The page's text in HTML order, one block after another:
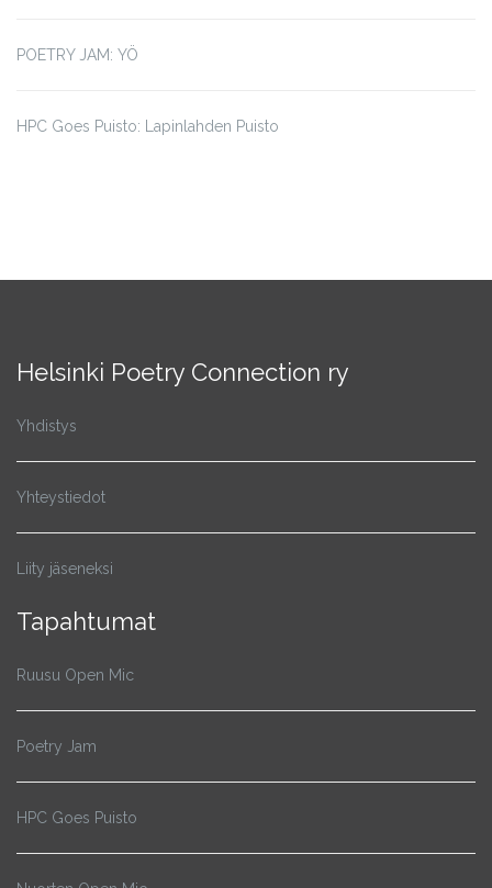
POETRY JAM: YÖ
HPC Goes Puisto: Lapinlahden Puisto
Helsinki Poetry Connection ry
Yhdistys
Yhteystiedot
Liity jäseneksi
Tapahtumat
Ruusu Open Mic
Poetry Jam
HPC Goes Puisto